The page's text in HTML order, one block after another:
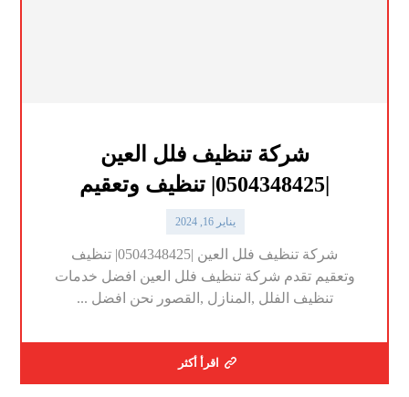
شركة تنظيف فلل العين
|0504348425| تنظيف وتعقيم
يناير 16, 2024
شركة تنظيف فلل العين |0504348425| تنظيف
وتعقيم تقدم شركة تنظيف فلل العين افضل خدمات
تنظيف الفلل ,المنازل ,القصور نحن افضل ...
اقرأ أكثر